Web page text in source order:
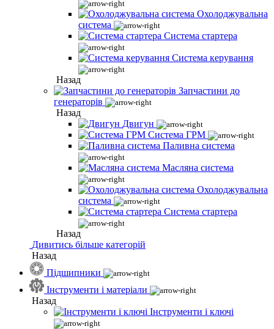
Охолоджувальна
система
Система стартера
Система керування
Назад
Запчастини до
генераторів
Назад
Двигун
Система ГРМ
Паливна система
Масляна система
Охолоджувальна
система
Система стартера
Назад
Дивитись більше категорій
Назад
Підшипники
Інструменти і матеріали
Назад
Інструменти і ключі